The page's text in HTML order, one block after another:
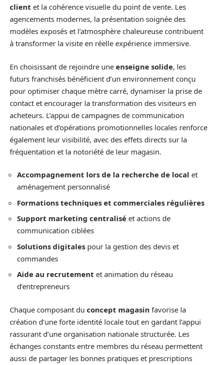
client et la cohérence visuelle du point de vente. Les
agencements modernes, la présentation soignée des
modèles exposés et l’atmosphère chaleureuse contribuent
à transformer la visite en réelle expérience immersive.
En choisissant de rejoindre une enseigne solide, les
futurs franchisés bénéficient d’un environnement conçu
pour optimiser chaque mètre carré, dynamiser la prise de
contact et encourager la transformation des visiteurs en
acheteurs. L’appui de campagnes de communication
nationales et d’opérations promotionnelles locales renforce
également leur visibilité, avec des effets directs sur la
fréquentation et la notoriété de leur magasin.
Accompagnement lors de la recherche de local et
aménagement personnalisé
Formations techniques et commerciales régulières
Support marketing centralisé et actions de
communication ciblées
Solutions digitales pour la gestion des devis et
commandes
Aide au recrutement et animation du réseau
d’entrepreneurs
Chaque composant du concept magasin favorise la
création d’une forte identité locale tout en gardant l’appui
rassurant d’une organisation nationale structurée. Les
échanges constants entre membres du réseau permettent
aussi de partager les bonnes pratiques et prescriptions